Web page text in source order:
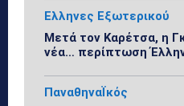
Ελληνες Εξωτερικού
Μετά τον Καρέτσα, η
νέα… περίπτωση
ΠαναθηναΪκός